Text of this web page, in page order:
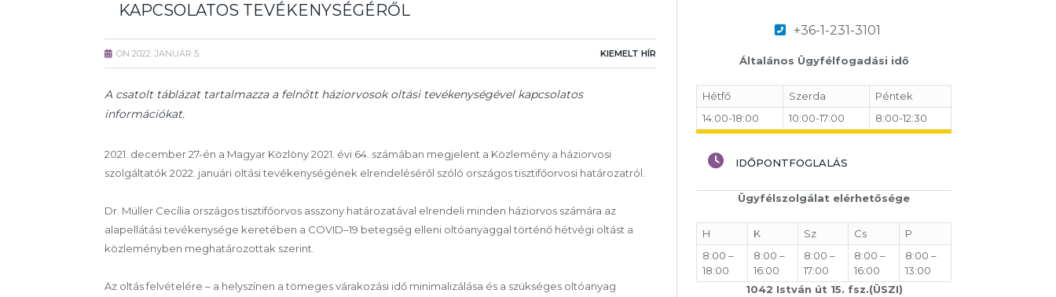
KAPCSOLATOS TEVÉKENYSÉGÉRŐL
ON 2022. JANUÁR 5. KIEMELT HÍR
A csatolt táblázat tartalmazza a felnőtt háziorvosok oltási tevékenységével kapcsolatos
információkat.
2021. december 27-én a Magyar Közlöny 2021. évi 64. számában megjelent a Közlemény a háziorvosi
szolgáltatók 2022. januári oltási tevékenységének elrendeléséről szóló országos tisztifőorvosi határozatról.
Dr. Müller Cecília országos tisztifőorvos asszony határozatával elrendeli minden háziorvos számára az
alapellátási tevékenysége keretében a COVID–19 betegség elleni oltóanyaggal történő hétvégi oltást a
közleményben meghatározottak szerint.
Az oltás felvételére – a helyszínen a tömeges várakozási idő minimalizálása és a szükséges oltóanyag
+36-1-231-3101
Általános Ügyfélfogadási idő
Hétfő Szerda
Péntek
14:00-18:00
10:00-17:00 8:00-12:30
IDŐPONTFOGLALÁS
Ügyfélszolgálat elérhetősége
H K Sz Cs
P
8:00 –
18:00
8:00 –
16:00
8:00 –
17:00
8:00 –
16:00
8:00 –
13:00
1042 István út 15. fsz.(ÜSZI)